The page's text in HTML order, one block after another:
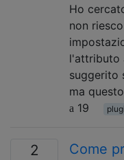
Ho
non
l'attributo
suggerito
ma
19
2
Come